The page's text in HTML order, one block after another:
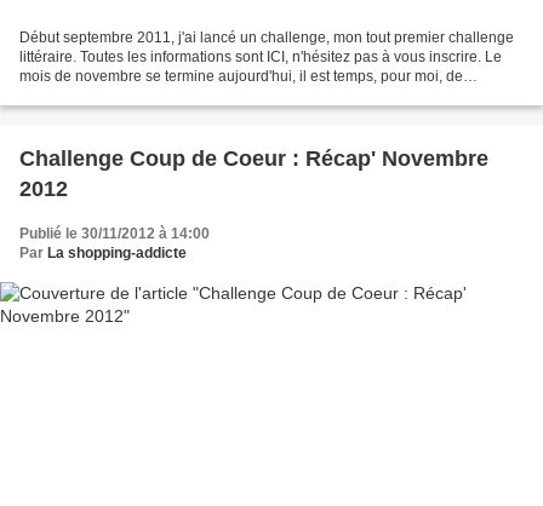
Début septembre 2011, j'ai lancé un challenge, mon tout premier challenge
littéraire. Toutes les informations sont ICI, n'hésitez pas à vous inscrire. Le
mois de novembre se termine aujourd'hui, il est temps, pour moi, de
Challenge Coup de Coeur : Récap' Novembre
2012
Publié le 30/11/2012 à 14:00
Par La shopping-addicte